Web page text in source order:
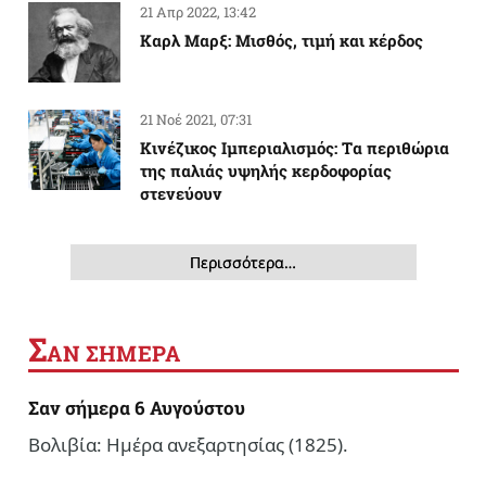
21 Απρ 2022, 13:42
Καρλ Μαρξ: Μισθός, τιμή και κέρδος
21 Νοέ 2021, 07:31
Κινέζικος Ιμπεριαλισμός: Tα περιθώρια
της παλιάς υψηλής κερδοφορίας
στενεύουν
Περισσότερα…
ΣΑΝ ΣΗΜΕΡΑ
Σαν σήμερα 6 Αυγούστου
Βολιβία: Ημέρα ανεξαρτησίας (1825).